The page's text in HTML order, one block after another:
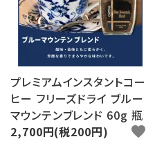
プレミアムインスタントコー
ヒー フリーズドライ ブルー
マウンテンブレンド 60g 瓶
2,700円(税200円)
favorite